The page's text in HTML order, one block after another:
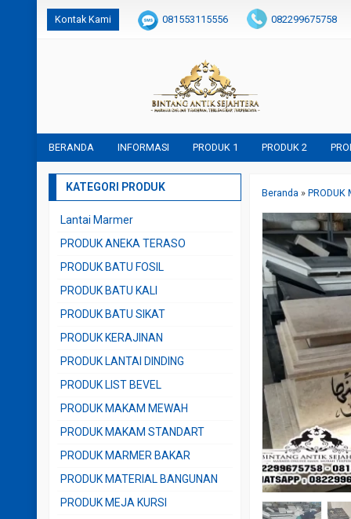
Kontak Kami 081553115556 082299675758
BERANDA INFORMASI PRODUK 1 PRODUK 2
Beranda »PRODUK
KATEGORI PRODUK
Lantai Marmer
PRODUK ANEKA TERASO
PRODUK BATU FOSIL
PRODUK BATU KALI
PRODUK BATU SIKAT
PRODUK KERAJINAN
PRODUK LANTAI DINDING
PRODUK LIST BEVEL
PRODUK MAKAM MEWAH
PRODUK MAKAM STANDART
PRODUK MARMER BAKAR
PRODUK MATERIAL BANGUNAN
PRODUK MEJA KURSI